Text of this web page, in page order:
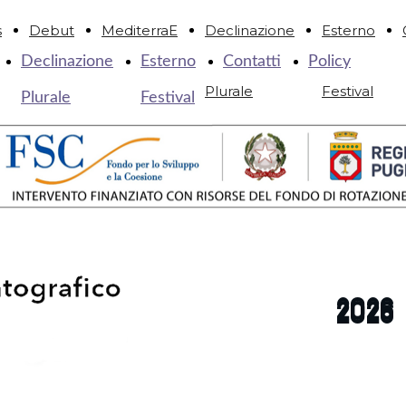
Debut MediterraE Declinazione
Plurale
Esterno
Festival
Declinazione
Plurale
Esterno
Festival
Contatti Policy
2026
2026